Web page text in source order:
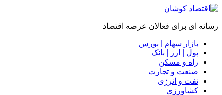
رسانه ای برای فعالان عرصه اقتصاد
بازار سهام | بورس
پول | ارز | بانک
راه و مسکن
صنعت و تجارت
نفت و انرژی
کشاورزی